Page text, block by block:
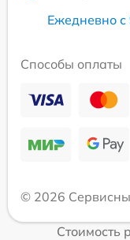
Ежедневно
Способы оплаты
© 2026
Стоимость